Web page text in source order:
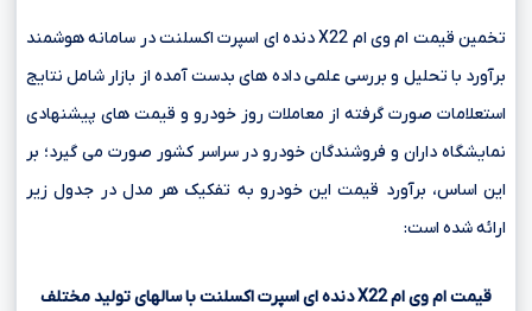
تخمین قیمت ام وی ام X22 دنده ای اسپرت اکسلنت در سامانه هوشمند
برآورد با تحلیل و بررسی علمی داده های بدست آمده از بازار شامل نتایج
استعلامات صورت گرفته از معاملات روز خودرو و قیمت های پیشنهادی
نمایشگاه داران و فروشندگان خودرو در سراسر کشور صورت می گیرد؛ بر
این اساس، برآورد قیمت این خودرو به تفکیک هر مدل در جدول زیر
ارائه شده است:
قیمت ام وی امX22دنده ای اسپرت اکسلنت با سالهای تولید مختلف